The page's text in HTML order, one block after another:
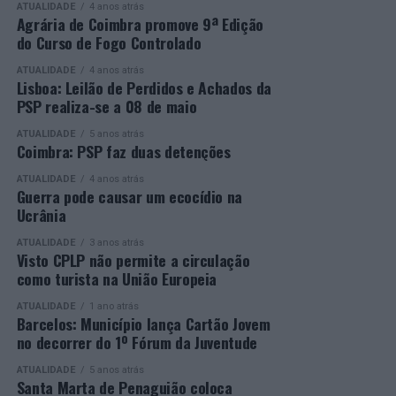
os vencedores de cada categoria, estando prevista a
presença de mais de 500 participantes.
Mais informações em:
https://awards.innovationinpolitics.eu/
secundário e reforçar as suas competências pessoais e
profissionais.
Durante a cerimónia foi ainda reconhecido o trabalho
desenvolvido por toda a equipa de formadores e
para o sucesso desta edição do Curso EFA.
A Escola de Tecnologia e Gestão de Barcelos continua a
afirmar-se como uma referência na formação
profissional e na qualificação de adultos, contribuindo
para o desenvolvimento de competências, o aumento da
empregabilidade e a valorização do capital humano do
concelho e da região.
A Empresa Municipal de Educação e Cultura de Barcelos
felicita todos os diplomados por esta importante
conquista, desejando-lhes os maiores sucessos pessoais,
ATUALIDADE 4 anos atrás
Agrária de Coimbra promove 9ª Edição
do Curso de Fogo Controlado
ATUALIDADE 4 anos atrás
Lisboa: Leilão de Perdidos e Achados da
PSP realiza-se a 08 de maio
ATUALIDADE 5 anos atrás
Coimbra: PSP faz duas detenções
ATUALIDADE 4 anos atrás
Guerra pode causar um ecocídio na
Ucrânia
ATUALIDADE 3 anos atrás
Visto CPLP não permite a circulação
como turista na União Europeia
ATUALIDADE 1 ano atrás
Barcelos: Município lança Cartão Jovem
no decorrer do 1º Fórum da Juventude
ATUALIDADE 5 anos atrás
Santa Marta de Penaguião coloca